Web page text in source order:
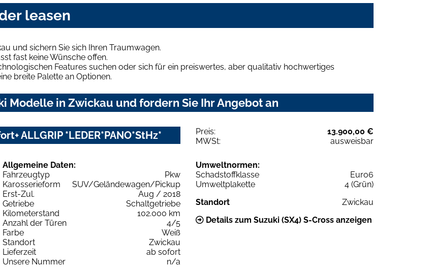
leasen
und sichern Sie sich Ihren Traumwagen.
fast keine Wünsche offen.
Features suchen oder sich für ein preiswertes, aber qualitativ hochwertiges
breite Palette an Optionen.
Modelle in Zwickau und fordern Sie Ihr Angebot an
ALLGRIP *LEDER*PANO*StHz* Preis:
13.900,00 €
MWSt:
ausweisbar
Allgemeine Daten:
Fahrzeugtyp
Pkw
Karosserieform
SUV/Geländewagen/Pickup
Erst-Zul.
Aug / 2018
Getriebe
Schaltgetriebe
Kilometerstand
102.000 km
Anzahl der Türen
4/5
Farbe
Weiß
Standort
Zwickau
Lieferzeit
ab sofort
Unsere Nummer
n/a
Umweltnormen:
Schadstoffklasse
Euro6
Umweltplakette
4 (Grün)
Standort
Zwickau
Details zum Suzuki (SX4) S-Cross anzeigen